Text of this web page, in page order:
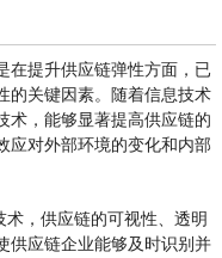
在提升供应链弹性方面，已
的关键因素。随着信息技术
术，能够显著提高供应链的
应对外部环境的变化和内部
，供应链的可视性、透明
供应链企业能够及时识别并